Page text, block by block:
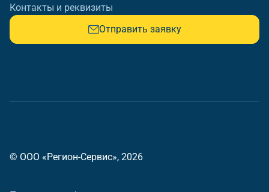
Контакты и реквизиты
Отправить заявку
© ООО «Регион-Сервис», 2026